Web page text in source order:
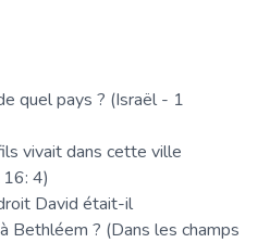
quel pays ? (Israël - 1
vivait dans cette ville
4)
David était-il
Bethléem ? (Dans les champs